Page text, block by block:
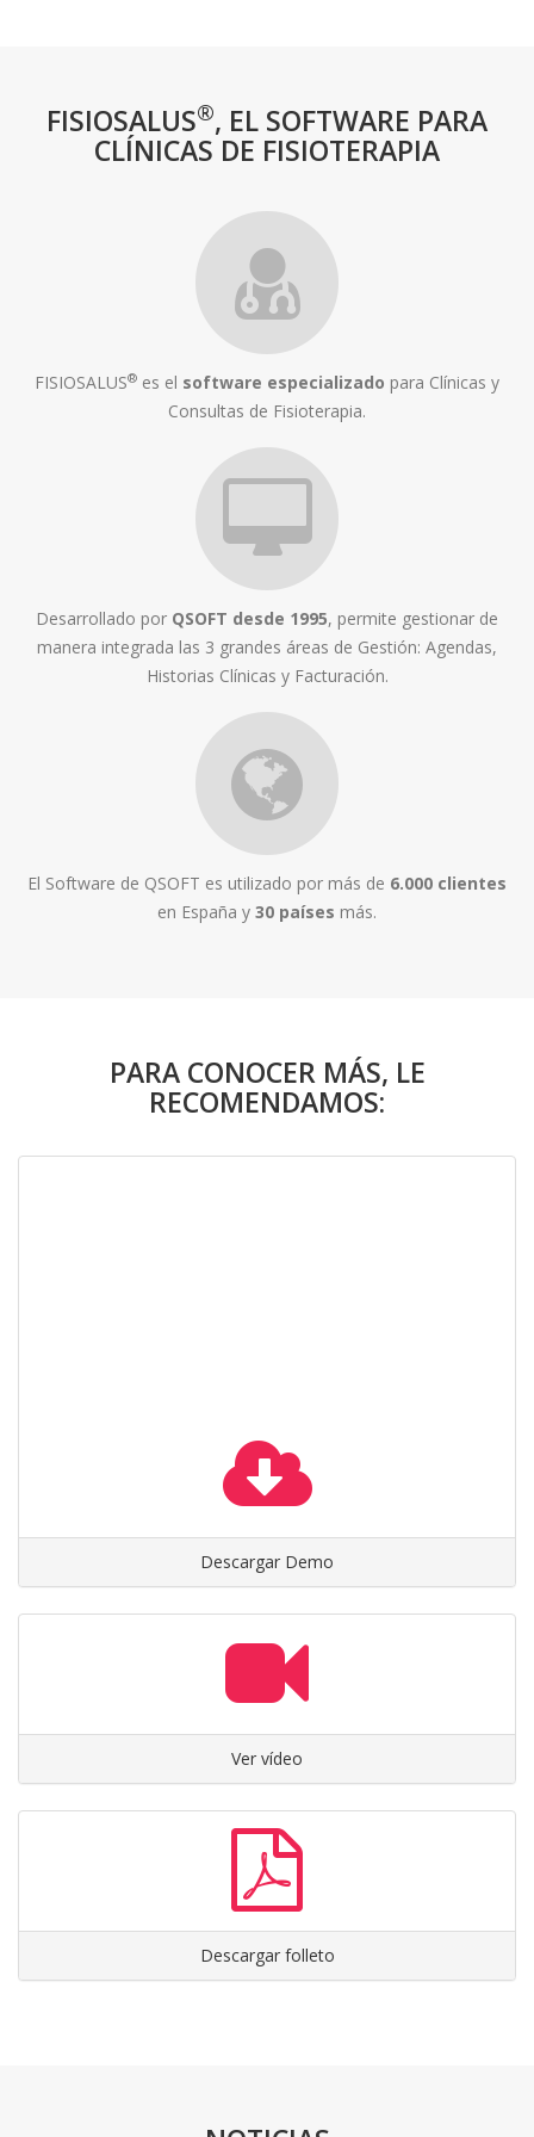
FISIOSALUS®, EL SOFTWARE PARA
CLÍNICAS DE FISIOTERAPIA
FISIOSALUS® es el software especializado para Clínicas y
Consultas de Fisioterapia.
Desarrollado por QSOFT desde 1995, permite gestionar de
manera integrada las 3 grandes áreas de Gestión: Agendas,
Historias Clínicas y Facturación.
El Software de QSOFT es utilizado por más de 6.000 clientes
en España y 30 países más.
PARA CONOCER MÁS, LE
RECOMENDAMOS:
Descargar Demo
Ver vídeo
Descargar folleto